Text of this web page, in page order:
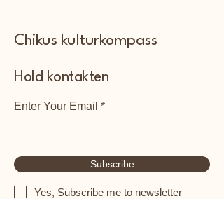
Chikus kulturkompass
Hold kontakten
Enter Your Email
Subscribe
Yes, Subscribe me to newsletter